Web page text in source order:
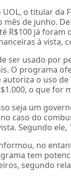
UOL, o titular da
mês de junho.
R$100 já foram
à vista,
ser usado por
O programa
autoriza o uso
o que for
seja um
caso do
Segundo
no
tem
segundo